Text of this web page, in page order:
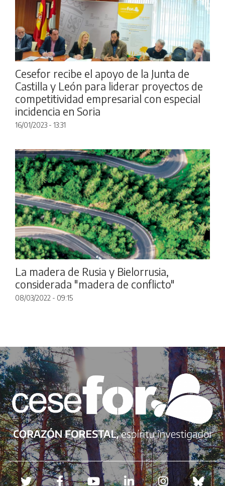
Cesefor recibe el apoyo de la Junta de
Castilla y León para liderar proyectos de
competitividad empresarial con especial
incidencia en Soria
16/01/2023 - 13:31
La madera de Rusia y Bielorrusia,
considerada "madera de conflicto"
08/03/2022 - 09:15
Redes sociales